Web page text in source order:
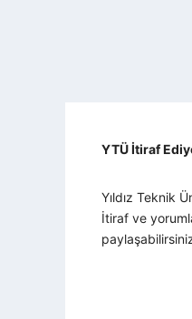
YTÜ İtiraf
Yıldız Teknik
İtiraf ve